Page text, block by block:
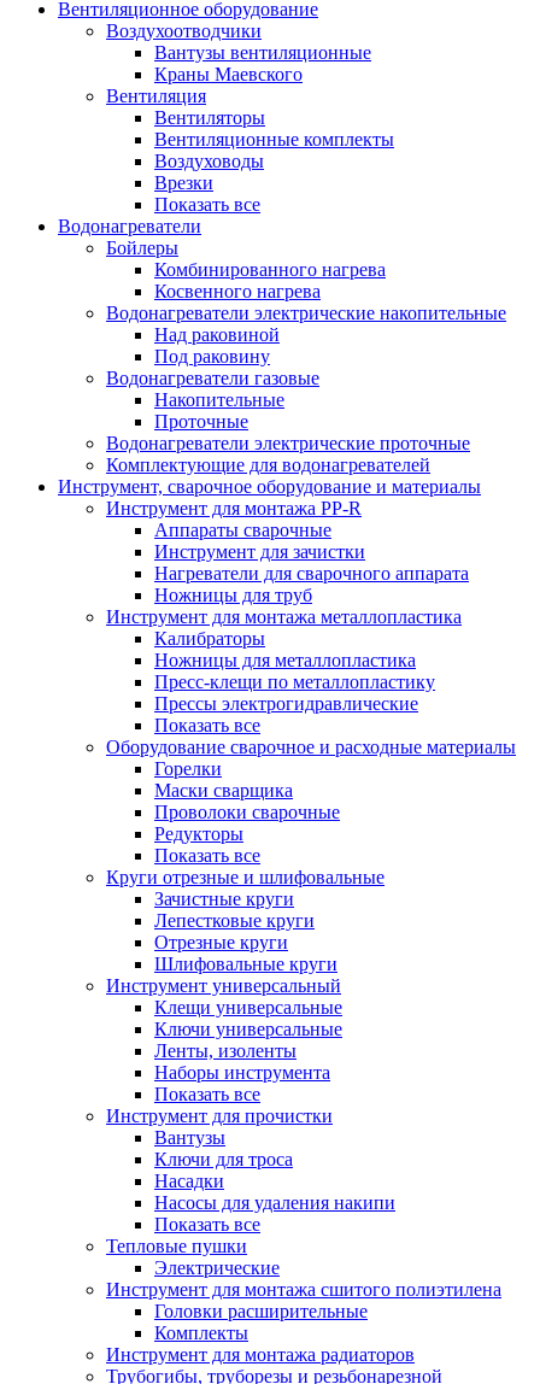
Вентиляционное оборудование
Воздухоотводчики
Вантузы вентиляционные
Краны Маевского
Вентиляция
Вентиляторы
Вентиляционные комплекты
Воздуховоды
Врезки
Показать все
Водонагреватели
Бойлеры
Комбинированного нагрева
Косвенного нагрева
Водонагреватели электрические накопительные
Над раковиной
Под раковину
Водонагреватели газовые
Накопительные
Проточные
Водонагреватели электрические проточные
Комплектующие для водонагревателей
Инструмент, сварочное оборудование и материалы
Инструмент для монтажа PP-R
Аппараты сварочные
Инструмент для зачистки
Нагреватели для сварочного аппарата
Ножницы для труб
Инструмент для монтажа металлопластика
Калибраторы
Ножницы для металлопластика
Пресс-клещи по металлопластику
Прессы электрогидравлические
Показать все
Оборудование сварочное и расходные материалы
Горелки
Маски сварщика
Проволоки сварочные
Редукторы
Показать все
Круги отрезные и шлифовальные
Зачистные круги
Лепестковые круги
Отрезные круги
Шлифовальные круги
Инструмент универсальный
Клещи универсальные
Ключи универсальные
Ленты, изоленты
Наборы инструмента
Показать все
Инструмент для прочистки
Вантузы
Ключи для троса
Насадки
Насосы для удаления накипи
Показать все
Тепловые пушки
Электрические
Инструмент для монтажа сшитого полиэтилена
Головки расширительные
Комплекты
Инструмент для монтажа радиаторов
Трубогибы, труборезы и резьбонарезной